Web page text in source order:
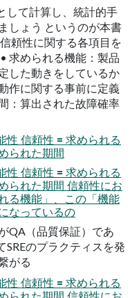
して計算し、統計的手
しょう というのが本書
頼性に関する各項目を
求められる機能：製品
した動きをしているか
作に関する事前に定義
：算出された故障確率
信頼性 = 求められる
られた期間
信頼性 = 求められる
られた期間 信頼性にお
る機能」、この「機能
なっているの
QA（品質保証）であ
のプラクティスを発
がる
信頼性 = 求められる